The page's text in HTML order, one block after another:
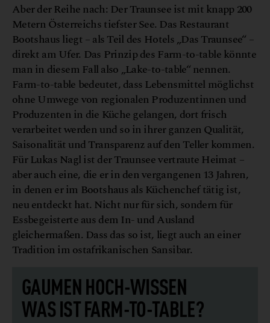
Aber der Reihe nach: Der Traunsee ist mit knapp 200
Metern Österreichs tiefster See. Das Restaurant
Bootshaus liegt – als Teil des Hotels „Das Traunsee“ –
direkt am Ufer. Das Prinzip des Farm-to-table könnte
man in diesem Fall also „Lake-to-table“ nennen.
Farm-to-table bedeutet, dass Lebensmittel möglichst
ohne Umwege von regionalen Produzentinnen und
Produzenten in die Küche gelangen, dort frisch
verarbeitet werden und so in ihrer ganzen Qualität,
Saisonalität und Transparenz auf den Teller kommen.
Für Lukas Nagl ist der Traunsee vertraute Heimat –
aber auch eine, die er in den vergangenen 13 Jahren,
in denen er im Bootshaus als Küchenchef tätig ist,
neu entdeckt hat. Nicht nur für sich, sondern für
Essbegeisterte aus dem In- und Ausland
gleichermaßen. Dass das so ist, liegt auch an einer
Tradition im ostafrikanischen Sansibar.
GAUMEN HOCH-WISSEN
WAS IST FARM-TO-TABLE?